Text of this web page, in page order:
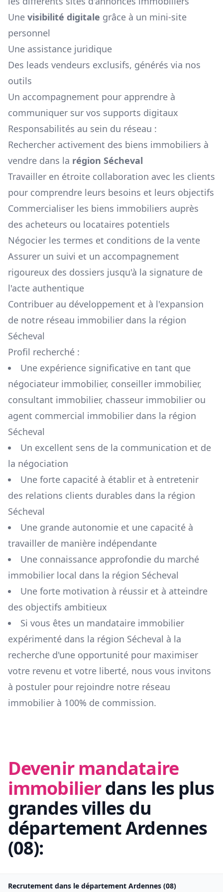
Une visibilité digitale grâce à un mini-site
personnel
Une assistance juridique
Des leads vendeurs exclusifs, générés via nos
outils
Un accompagnement pour apprendre à
communiquer sur vos supports digitaux
Responsabilités au sein du réseau :
Rechercher activement des biens immobiliers à
vendre dans la région Sécheval
Travailler en étroite collaboration avec les clients
pour comprendre leurs besoins et leurs objectifs
Commercialiser les biens immobiliers auprès
des acheteurs ou locataires potentiels
Négocier les termes et conditions de la vente
Assurer un suivi et un accompagnement
rigoureux des dossiers jusqu'à la signature de
l'acte authentique
Contribuer au développement et à l'expansion
de notre réseau immobilier dans la région
Sécheval
Profil recherché :
Une expérience significative en tant que
négociateur immobilier, conseiller immobilier,
consultant immobilier, chasseur immobilier ou
agent commercial immobilier dans la région
Sécheval
Un excellent sens de la communication et de
la négociation
Une forte capacité à établir et à entretenir
des relations clients durables dans la région
Sécheval
Une grande autonomie et une capacité à
travailler de manière indépendante
Une connaissance approfondie du marché
immobilier local dans la région Sécheval
Une forte motivation à réussir et à atteindre
des objectifs ambitieux
Si vous êtes un mandataire immobilier
expérimenté dans la région Sécheval à la
recherche d'une opportunité pour maximiser
votre revenu et votre liberté, nous vous invitons
à postuler pour rejoindre notre réseau
immobilier à 100% de commission.
Devenir mandataire
immobilierdans les plus
grandes villes du
départementArdennes
(08):
Recrutement dans le département Ardennes (08)